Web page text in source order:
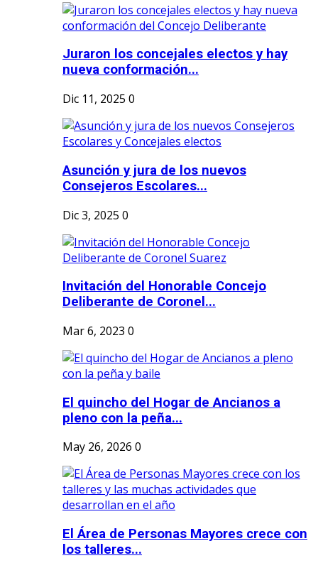
Juraron los concejales electos y hay
nueva conformación...
Dic 11, 2025 0
Asunción y jura de los nuevos
Consejeros Escolares...
Dic 3, 2025 0
Invitación del Honorable Concejo
Deliberante de Coronel...
Mar 6, 2023 0
El quincho del Hogar de Ancianos a
pleno con la peña...
May 26, 2026 0
El Área de Personas Mayores crece con
los talleres...